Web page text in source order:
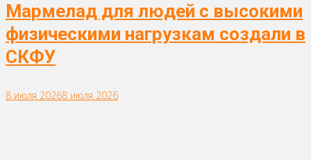
Мармелад для людей с высокими
физическими нагрузкам создали в
СКФУ
8 июля 20268 июля 2026